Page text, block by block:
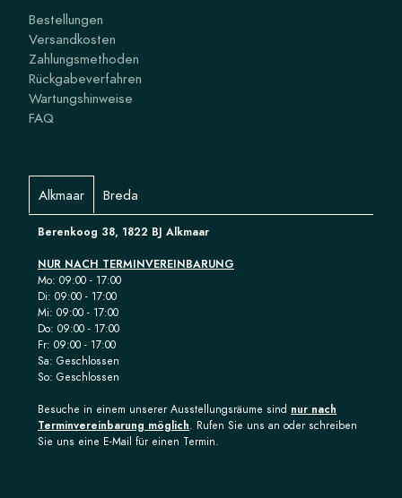
Bestellungen
Versandkosten
Zahlungsmethoden
Rückgabeverfahren
Wartungshinweise
FAQ
Alkmaar Breda
Berenkoog 38, 1822 BJ Alkmaar
NUR NACH TERMINVEREINBARUNG
Mo: 09:00 - 17:00
Di: 09:00 - 17:00
Mi: 09:00 - 17:00
Do: 09:00 - 17:00
Fr: 09:00 - 17:00
Sa: Geschlossen
So: Geschlossen
Besuche in einem unserer Ausstellungsräume sind nur nach
Terminvereinbarung möglich. Rufen Sie uns an oder schreiben
Sie uns eine E-Mail für einen Termin.